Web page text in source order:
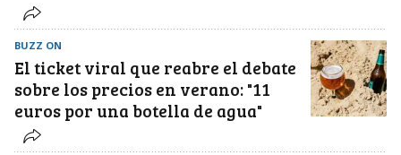
BUZZ ON
El ticket viral que reabre el debate
sobre los precios en verano: "11
euros por una botella de agua"